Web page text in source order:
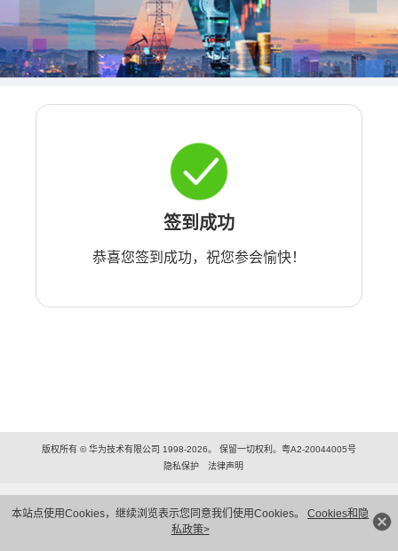
本站点使用Cookies，继续浏览表示您同意我们使用Cookies。 Cookies和隐
私政策>
签到成功
恭喜您签到成功，祝您参会愉快！
版权所有 © 华为技术有限公司 1998-2026。 保留一切权利。粤A2-20044005号
隐私保护
法律声明